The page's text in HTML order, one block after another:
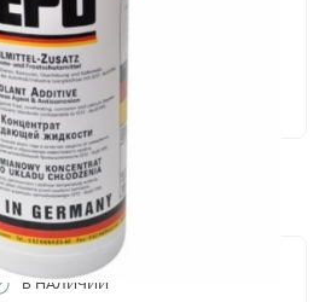
В НАЛИЧИИ